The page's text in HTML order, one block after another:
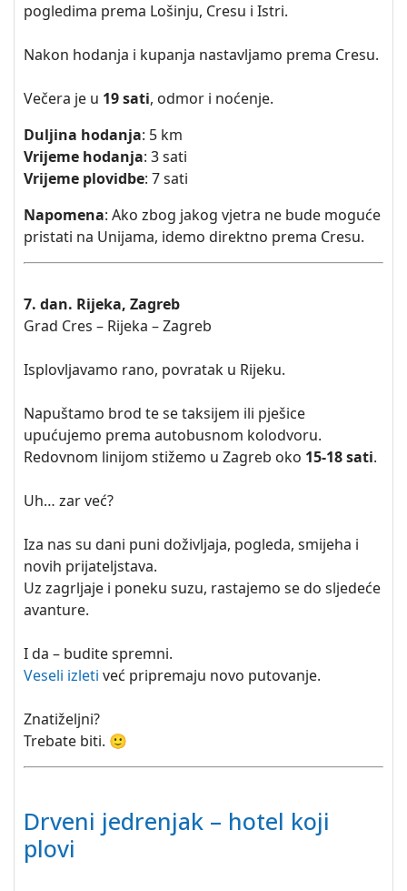
pogledima prema Lošinju, Cresu i Istri.
Nakon hodanja i kupanja nastavljamo prema Cresu.
Večera je u 19 sati, odmor i noćenje.
Duljina hodanja: 5 km
Vrijeme hodanja: 3 sati
Vrijeme plovidbe: 7 sati
Napomena: Ako zbog jakog vjetra ne bude moguće
pristati na Unijama, idemo direktno prema Cresu.
7. dan. Rijeka, Zagreb
Grad Cres – Rijeka – Zagreb
Isplovljavamo rano, povratak u Rijeku.
Napuštamo brod te se taksijem ili pješice
upućujemo prema autobusnom kolodvoru.
Redovnom linijom stižemo u Zagreb oko 15-18 sati.
Uh… zar već?
Iza nas su dani puni doživljaja, pogleda, smijeha i
novih prijateljstava.
Uz zagrljaje i poneku suzu, rastajemo se do sljedeće
avanture.
I da – budite spremni.
Veseli izleti već pripremaju novo putovanje.
Znatiželjni?
Trebate biti. 🙂
Drveni jedrenjak – hotel koji
plovi